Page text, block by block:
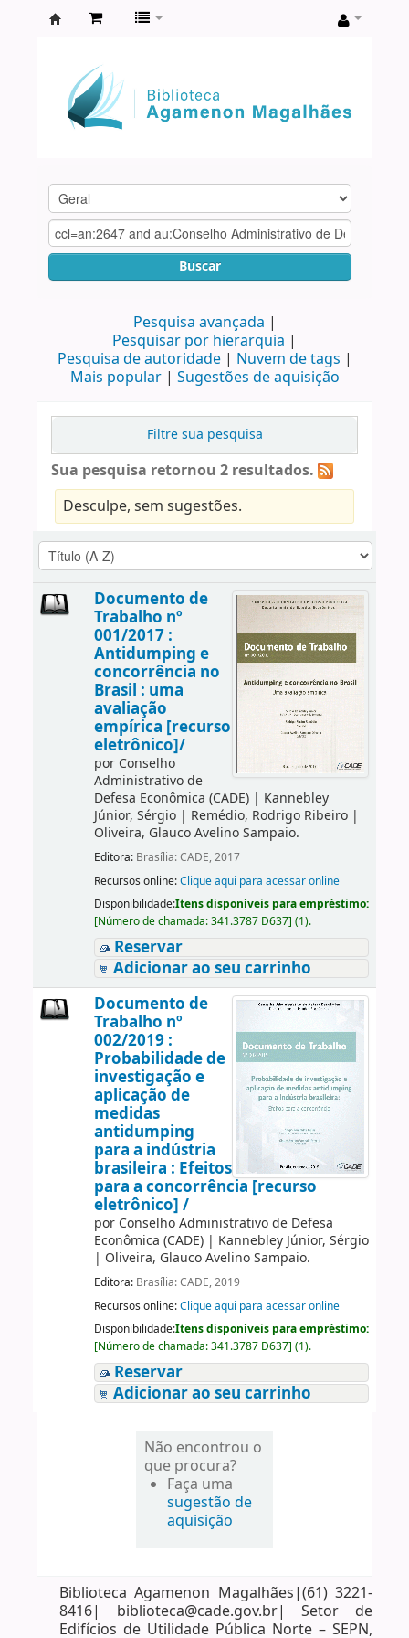
Agamenon
Magalhães
Buscar
Pesquisa avançada
Pesquisar por hierarquia
Pesquisa de autoridade
Nuvem de tags
Mais popular
Sugestões de aquisição
Filtre sua pesquisa
Sua pesquisa retornou 2 resultados.
Desculpe, sem sugestões.
Documento de
Trabalho nº
001/2017 :
Antidumping e
concorrência no
Brasil : uma
avaliação
empírica [recurso
eletrônico]/
por Conselho
Administrativo de
Defesa Econômica (CADE)| Kannebley
Júnior, Sérgio| Remédio, Rodrigo Ribeiro|
Oliveira, Glauco Avelino Sampaio.
Editora: Brasília: CADE, 2017
Recursos online:Clique aqui para acessar online
Disponibilidade:Itens disponíveis para empréstimo:
[Número de chamada:341.3787 D637] (1).
Reservar
Adicionar ao seu carrinho
Documento de
Trabalho nº
002/2019 :
Probabilidade de
investigação e
aplicação de
medidas
antidumping
para a indústria
brasileira : Efeitos
para a concorrência [recurso
eletrônico] /
por Conselho Administrativo de Defesa
Econômica (CADE)| Kannebley Júnior, Sérgio
| Oliveira, Glauco Avelino Sampaio.
Editora: Brasília: CADE, 2019
Recursos online:Clique aqui para acessar online
Disponibilidade:Itens disponíveis para empréstimo:
[Número de chamada:341.3787 D637] (1).
Reservar
Adicionar ao seu carrinho
Não encontrou o
que procura?
Faça uma
sugestão de
aquisição
Biblioteca Agamenon Magalhães|(61) 3221-
8416| biblioteca@cade.gov.br| Setor de
Edifícios de Utilidade Pública Norte – SEPN,